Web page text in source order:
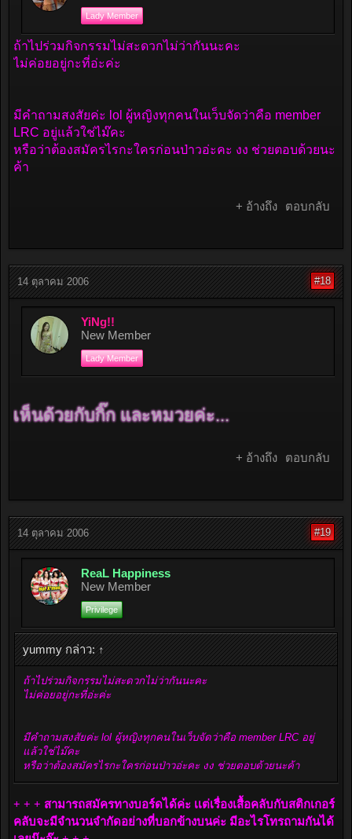
Lady Member
ถ้าไปร่วมกิจกรรมไม่สะดวกไม่ว่ากันนะคะ
ไม่ค่อยอยู่กะที่อ่ะค่ะ
มีคำถามสงสัยค่ะ lol ผู้หญิงทุกคนในเว็บจัดว่าคือ member
LRC อยู่แล้วใช่ไม๊คะ
หรือว่าต้องสมัครไรกะใครก่อนป่าวอ่ะคะ งง ช่วยตอบด้วยนะ
ค้า
+ อ้างถึง ตอบกลับ
14 ตุลาคม 2006 #18
YiNg!!
New Member
Lady Member
เห็นด้วยกับกิ๊ก และหมวยค่ะ...
+ อ้างถึง ตอบกลับ
14 ตุลาคม 2006 #19
ReaL Happiness
New Member
Privilege
yummy กล่าว: ↑
ถ้าไปร่วมกิจกรรมไม่สะดวกไม่ว่ากันนะคะ
ไม่ค่อยอยู่กะที่อ่ะค่ะ
มีคำถามสงสัยค่ะ lol ผู้หญิงทุกคนในเว็บจัดว่าคือ member LRC อยู่
แล้วใช่ไม๊คะ
หรือว่าต้องสมัครไรกะใครก่อนป่าวอ่ะคะ งง ช่วยตอบด้วยนะค้า
+ + + สามารถสมัครทางบอร์ดได้ค่ะ เเต่เรื่องเสื้อคลับกับสติกเกอร์
คลับจะมีจำนวนจำกัดอย่างที่บอกข้างบนค่ะ มีอะไรโทรถามกันได้